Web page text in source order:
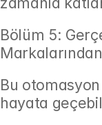
Bölüm 5:
Bu
hayata